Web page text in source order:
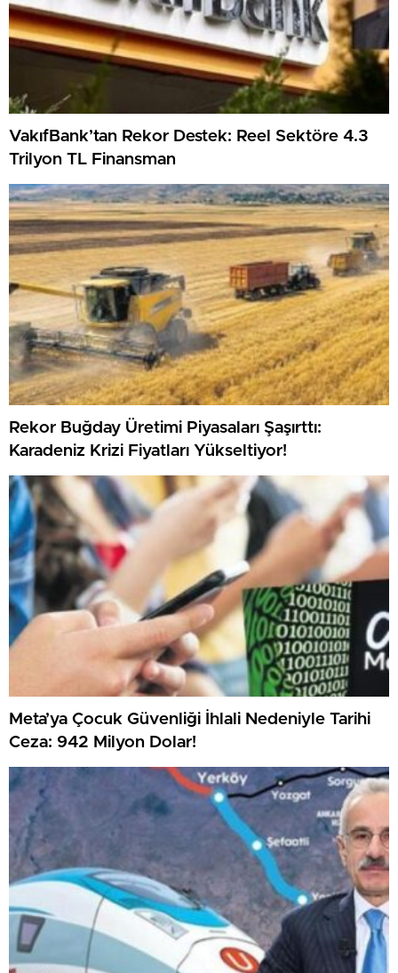
VakıfBank’tan Rekor Destek: Reel Sektöre 4.3
Trilyon TL Finansman
Rekor Buğday Üretimi Piyasaları Şaşırttı:
Karadeniz Krizi Fiyatları Yükseltiyor!
Meta’ya Çocuk Güvenliği İhlali Nedeniyle Tarihi
Ceza: 942 Milyon Dolar!